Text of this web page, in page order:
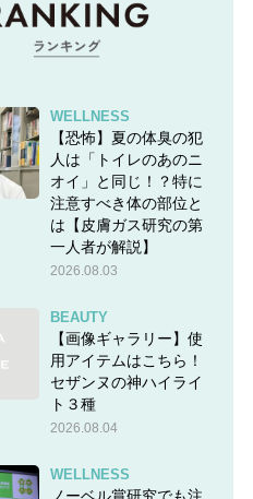
WELLNESS
【恐怖】夏の体臭の犯
人は「トイレのあのニ
オイ」と同じ！？特に
注意すべき体の部位と
は【皮膚ガス研究の第
一人者が解説】
2026.08.03
BEAUTY
【画像ギャラリー】使
用アイテムはこちら！
セザンヌの神ハイライ
ト３種
2026.08.04
WELLNESS
ノーベル賞研究でも注